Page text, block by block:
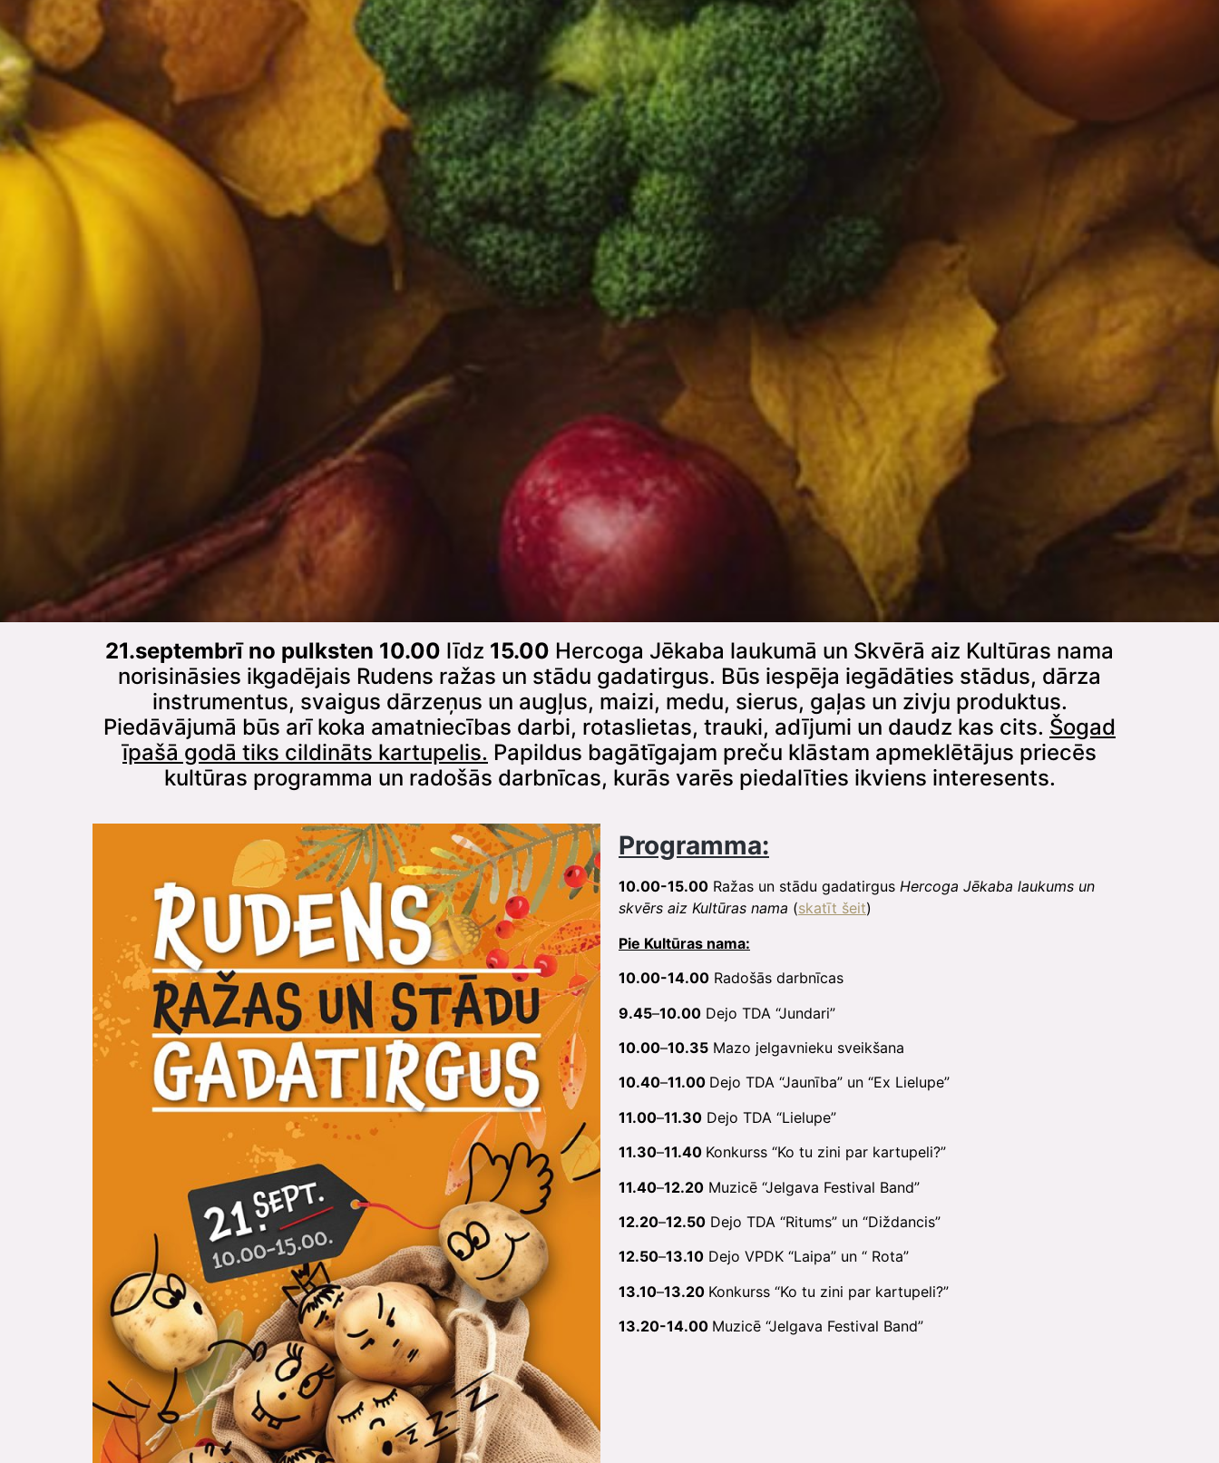
21.septembrī no pulksten 10.00 līdz 15.00 Hercoga Jēkaba laukumā un Skvērā aiz Kultūras nama
norisināsies ikgadējais Rudens ražas un stādu gadatirgus. Būs iespēja iegādāties stādus, dārza
instrumentus, svaigus dārzeņus un augļus, maizi, medu, sierus, gaļas un zivju produktus.
Piedāvājumā būs arī koka amatniecības darbi, rotaslietas, trauki, adījumi un daudz kas cits. Šogad
īpašā godā tiks cildināts kartupelis. Papildus bagātīgajam preču klāstam apmeklētājus priecēs
kultūras programma un radošās darbnīcas, kurās varēs piedalīties ikviens interesents.
Programma:
10.00-15.00 Ražas un stādu gadatirgus Hercoga Jēkaba laukums un
skvērs aiz Kultūras nama (skatīt šeit)
Pie Kultūras nama:
10.00-14.00 Radošās darbnīcas
9.45–10.00 Dejo TDA “Jundari”
10.00–10.35 Mazo jelgavnieku sveikšana
10.40–11.00 Dejo TDA “Jaunība” un “Ex Lielupe”
11.00–11.30 Dejo TDA “Lielupe”
11.30–11.40 Konkurss “Ko tu zini par kartupeli?”
11.40–12.20 Muzicē “Jelgava Festival Band”
12.20–12.50 Dejo TDA “Ritums” un “Diždancis”
12.50–13.10 Dejo VPDK “Laipa” un “ Rota”
13.10–13.20 Konkurss “Ko tu zini par kartupeli?”
13.20-14.00 Muzicē “Jelgava Festival Band”